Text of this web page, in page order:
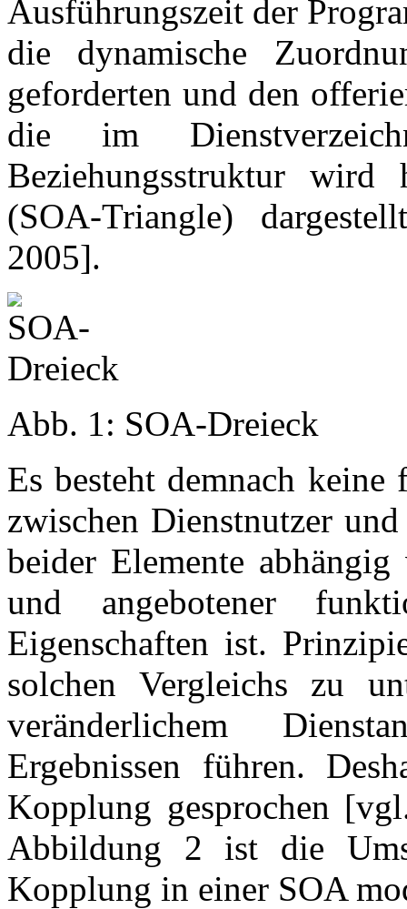
Ausführungszeit der
die dynamische
geforderten und den
die im
Beziehungsstruktur
(SOA-Triangle)
2005].
Abb. 1: SOA-Dreieck
Es besteht demnach keine
zwischen Dienstnutzer
beider Elemente
und angebotener
Eigenschaften ist.
solchen Vergleichs zu
veränderlichem
Ergebnissen führen.
Kopplung gesprochen
Abbildung 2 ist die
Kopplung in einer SOA